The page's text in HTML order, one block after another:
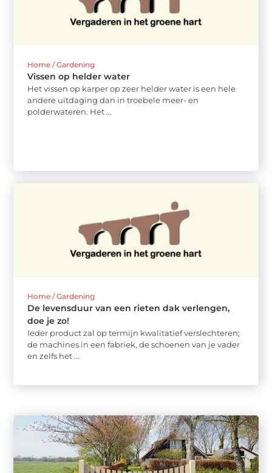
Home / Gardening
Vissen op helder water
Het vissen op karper op zeer helder water is een hele
andere uitdaging dan in troebele meer- en
polderwateren. Het ...
Home / Gardening
De levensduur van een rieten dak verlengen,
doe je zo!
Ieder product zal op termijn kwalitatief verslechteren;
de machines in een fabriek, de schoenen van je vader
en zelfs het ...